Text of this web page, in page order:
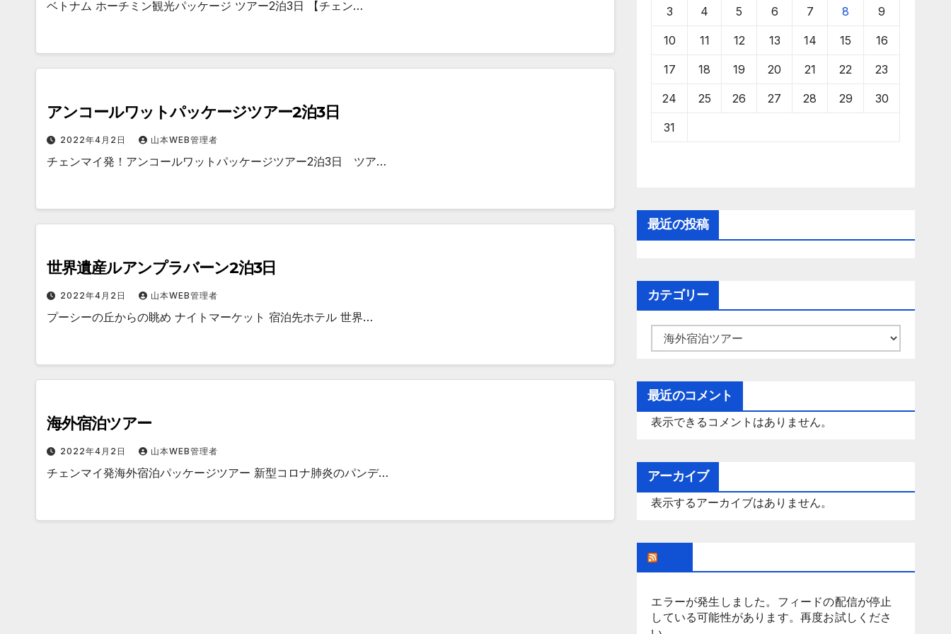
ベトナム ホーチミン観光パッケージ ツアー2泊3日 【チェン…
アンコールワットパッケージツアー2泊3日
2022年4月2日 山本WEB管理者
チェンマイ発！アンコールワットパッケージツアー2泊3日 ツア…
世界遺産ルアンプラバーン2泊3日
2022年4月2日 山本WEB管理者
プーシーの丘からの眺め ナイトマーケット 宿泊先ホテル 世界…
海外宿泊ツアー
2022年4月2日 山本WEB管理者
チェンマイ発海外宿泊パッケージツアー 新型コロナ肺炎のパンデ…
3 4 5 6 7 8 9
10 11 12 13 14 15 16
17 18 19 20 21 22 23
24 25 26 27 28 29 30
31
最近の投稿
カテゴリー
テ
リ
ー
最近のコメント
表示できるコメントはありません。
アーカイブ
表示するアーカイブはありません。
エラーが発生しました。フィードの配信が停止
している可能性があります。再度お試しくださ